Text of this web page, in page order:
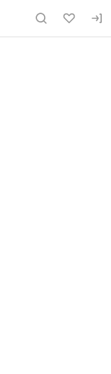
fishretail.ru